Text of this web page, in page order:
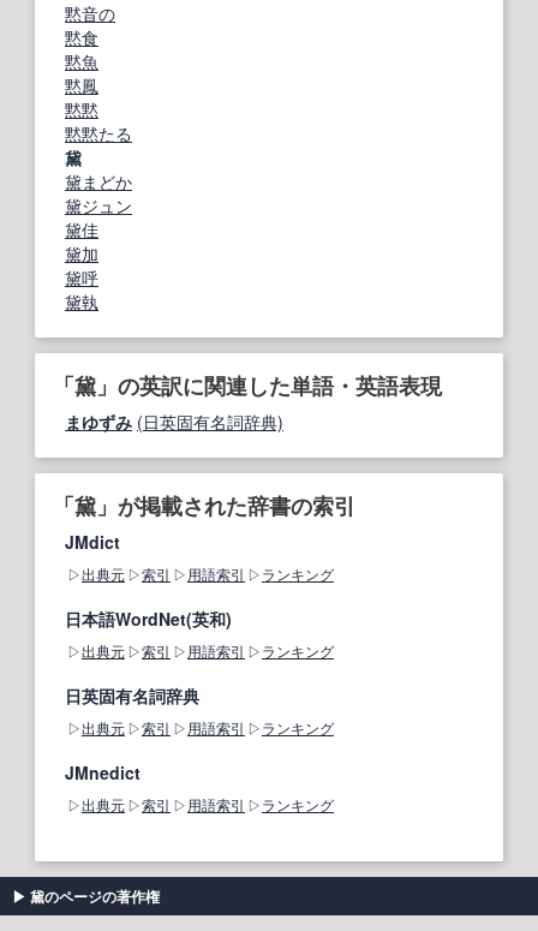
黙音の
黙食
黙魚
黙鳳
黙黙
黙黙たる
黛
黛まどか
黛ジュン
黛佳
黛加
黛呼
黛執
「黛」の英訳に関連した単語・英語表現
まゆずみ (日英固有名詞辞典)
「黛」が掲載された辞書の索引
JMdict
出典元 索引 用語索引 ランキング
日本語WordNet(英和)
出典元 索引 用語索引 ランキング
日英固有名詞辞典
出典元 索引 用語索引 ランキング
JMnedict
出典元 索引 用語索引 ランキング
黛のページの著作権